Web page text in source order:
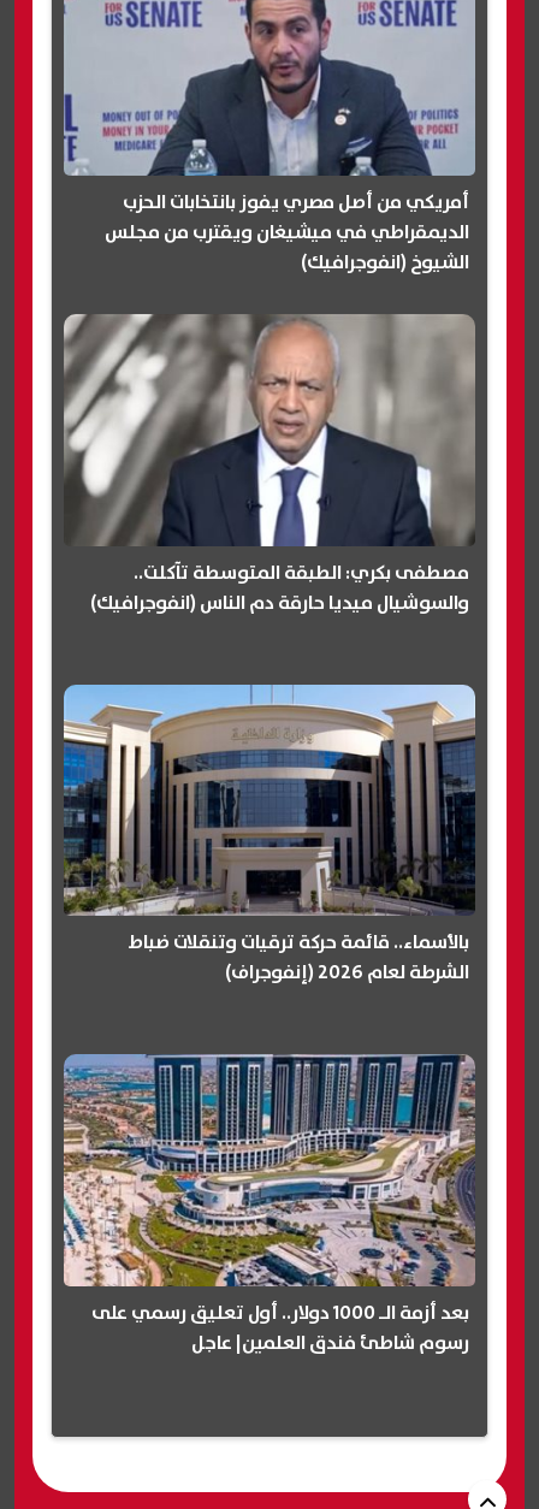
أمريكي من أصل مصري يفوز بانتخابات الحزب
الديمقراطي في ميشيغان ويقترب من مجلس
الشيوخ (انفوجرافيك)
مصطفى بكري: الطبقة المتوسطة تآكلت..
والسوشيال ميديا حارقة دم الناس (انفوجرافيك)
بالأسماء.. قائمة حركة ترقيات وتنقلات ضباط
الشرطة لعام 2026 (إنفوجراف)
بعد أزمة الـ 1000 دولار.. أول تعليق رسمي على
رسوم شاطئ فندق العلمين| عاجل